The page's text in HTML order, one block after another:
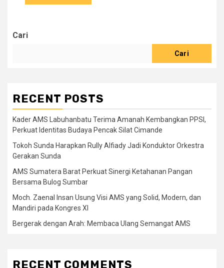
Cari
Cari
RECENT POSTS
Kader AMS Labuhanbatu Terima Amanah Kembangkan PPSI,
Perkuat Identitas Budaya Pencak Silat Cimande
Tokoh Sunda Harapkan Rully Alfiady Jadi Konduktor Orkestra
Gerakan Sunda
AMS Sumatera Barat Perkuat Sinergi Ketahanan Pangan
Bersama Bulog Sumbar
Moch. Zaenal Insan Usung Visi AMS yang Solid, Modern, dan
Mandiri pada Kongres XI
Bergerak dengan Arah: Membaca Ulang Semangat AMS
RECENT COMMENTS